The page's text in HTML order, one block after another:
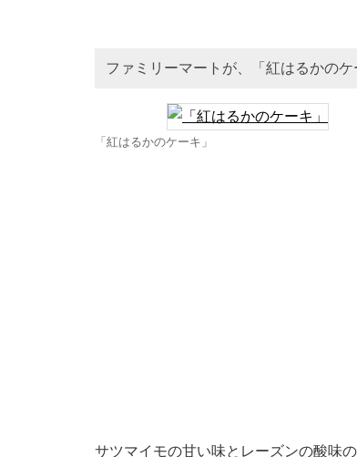
ファミリーマートが、「紅はるかのケ
「紅はるかのケーキ」
サツマイモの甘い味とレーズンの酸味